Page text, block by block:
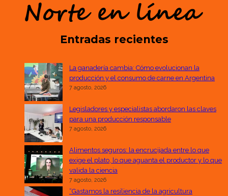
Entradas recientes
La ganadería cambia: Cómo evolucionan la
producción y el consumo de carne en Argentina
7 agosto, 2026
Legisladores y especialistas abordaron las claves
para una producción responsable
7 agosto, 2026
Alimentos seguros: la encrucijada entre lo que
exige el plato, lo que aguanta el productor y lo que
valida la ciencia
7 agosto, 2026
“Gastamos la resiliencia de la agricultura